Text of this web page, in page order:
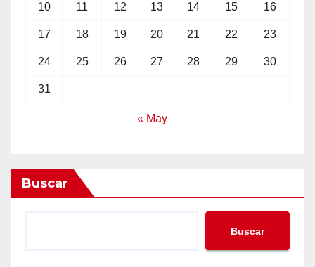
10 11 12 13 14 15 16
17 18 19 20 21 22 23
24 25 26 27 28 29 30
31
« May
Buscar
Buscar